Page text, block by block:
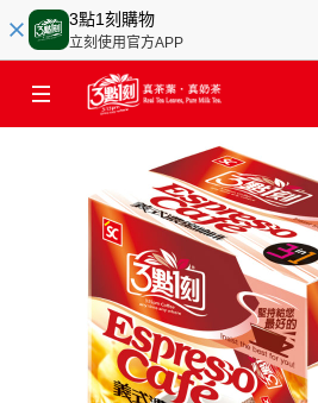
3點1刻購物
立刻使用官方APP